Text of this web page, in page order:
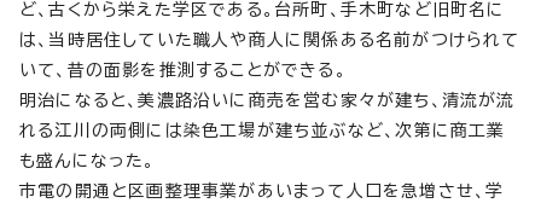
ど、古くから栄えた学区である。台所町、手木町など旧町名に
は、当時居住していた職人や商人に関係ある名前がつけられて
いて、昔の面影を推測することができる。
明治になると、美濃路沿いに商売を営む家々が建ち、清流が流
れる江川の両側には染色工場が建ち並ぶなど、次第に商工業
も盛んになった。
市電の開通と区画整理事業があいまって人口を急増させ、学